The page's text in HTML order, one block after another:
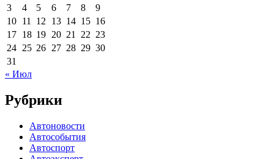
3
4 5 6 7 8
9
10 11 12 13 14 15 16
17 18 19 20 21 22 23
24 25 26 27 28 29 30
31
« Июл
Рубрики
Автоновости
Автособытия
Автоспорт